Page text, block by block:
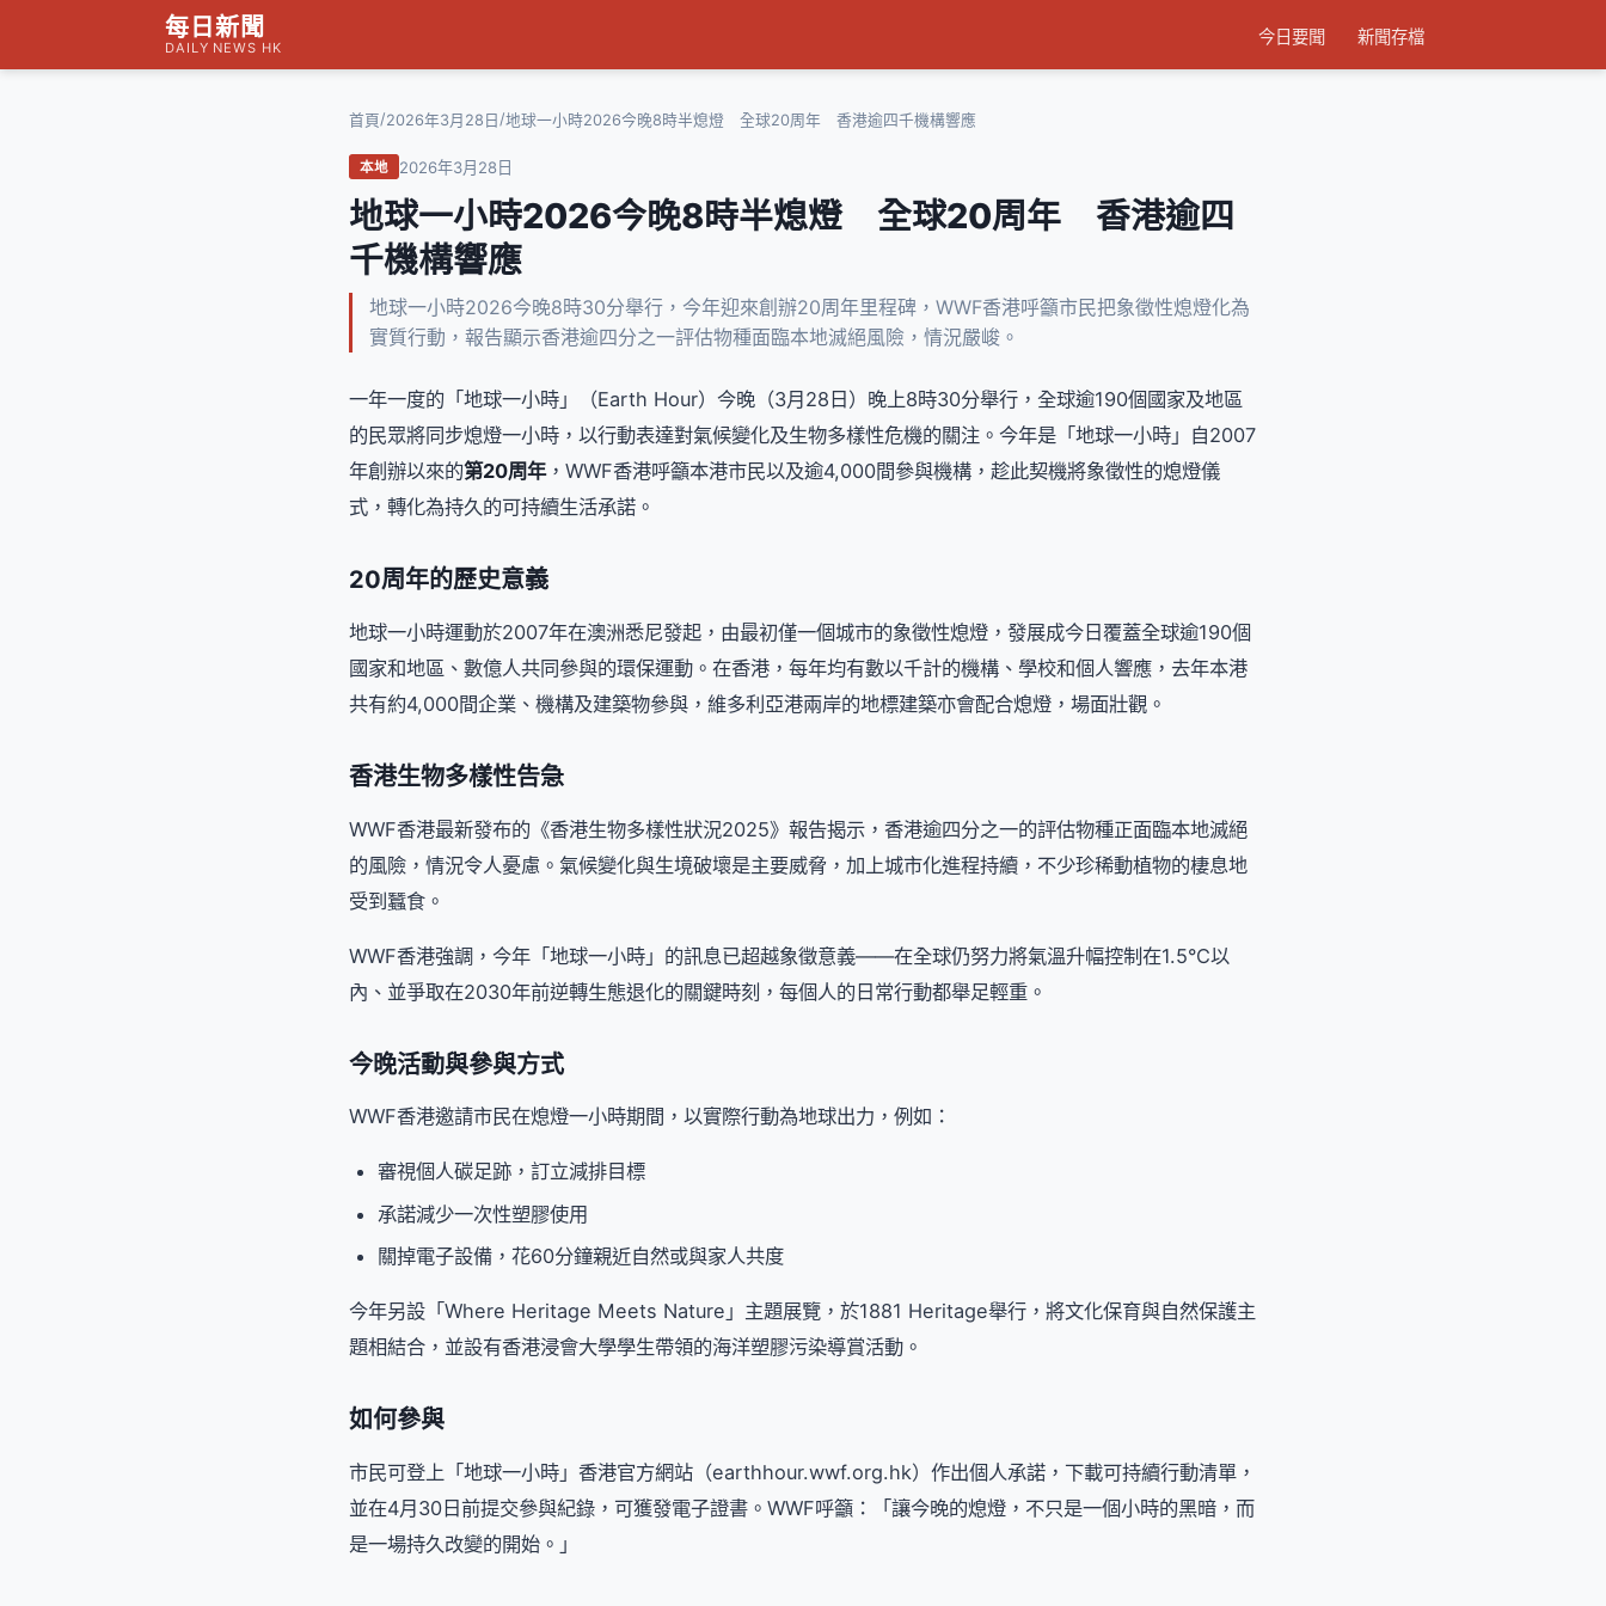
每日新聞
DAILY NEWS HK
今日要聞 新聞存檔
首頁/2026年3月28日 /地球一小時2026今晚8時半熄燈 全球20周年 香港逾四千機構響應
本地 2026年3月28日
地球一小時2026今晚8時半熄燈 全球20周年 香港逾四
千機構響應
地球一小時2026今晚8時30分舉行，今年迎來創辦20周年里程碑，WWF香港呼籲市民把象徵性熄燈化為
實質行動，報告顯示香港逾四分之一評估物種面臨本地滅絕風險，情況嚴峻。
一年一度的「地球一小時」（Earth Hour）今晚（3月28日）晚上8時30分舉行，全球逾190個國家及地區
的民眾將同步熄燈一小時，以行動表達對氣候變化及生物多樣性危機的關注。今年是「地球一小時」自2007
年創辦以來的第20周年，WWF香港呼籲本港市民以及逾4,000間參與機構，趁此契機將象徵性的熄燈儀
式，轉化為持久的可持續生活承諾。
20周年的歷史意義
地球一小時運動於2007年在澳洲悉尼發起，由最初僅一個城市的象徵性熄燈，發展成今日覆蓋全球逾190個
國家和地區、數億人共同參與的環保運動。在香港，每年均有數以千計的機構、學校和個人響應，去年本港
共有約4,000間企業、機構及建築物參與，維多利亞港兩岸的地標建築亦會配合熄燈，場面壯觀。
香港生物多樣性告急
WWF香港最新發布的《香港生物多樣性狀況2025》報告揭示，香港逾四分之一的評估物種正面臨本地滅絕
的風險，情況令人憂慮。氣候變化與生境破壞是主要威脅，加上城市化進程持續，不少珍稀動植物的棲息地
受到蠶食。
WWF香港強調，今年「地球一小時」的訊息已超越象徵意義——在全球仍努力將氣溫升幅控制在1.5°C以
內、並爭取在2030年前逆轉生態退化的關鍵時刻，每個人的日常行動都舉足輕重。
今晚活動與參與方式
WWF香港邀請市民在熄燈一小時期間，以實際行動為地球出力，例如：
審視個人碳足跡，訂立減排目標
承諾減少一次性塑膠使用
關掉電子設備，花60分鐘親近自然或與家人共度
今年另設「Where Heritage Meets Nature」主題展覽，於1881 Heritage舉行，將文化保育與自然保護主
題相結合，並設有香港浸會大學學生帶領的海洋塑膠污染導賞活動。
如何參與
市民可登上「地球一小時」香港官方網站（earthhour.wwf.org.hk）作出個人承諾，下載可持續行動清單，
並在4月30日前提交參與紀錄，可獲發電子證書。WWF呼籲：「讓今晚的熄燈，不只是一個小時的黑暗，而
是一場持久改變的開始。」